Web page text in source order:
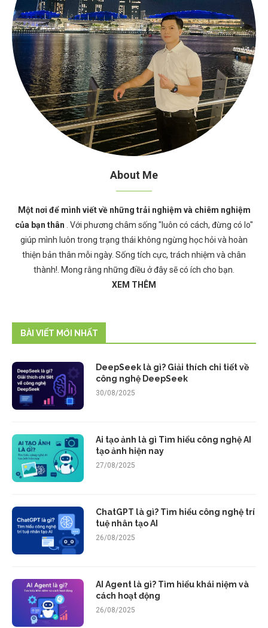
About Me
Một nơi để mình viết về những trải nghiệm và chiêm nghiệm
của bạn thân
. Với phương châm sống "luôn có cách, đừng có lo"
giúp mình luôn trong trạng thái không ngừng học hỏi và hoàn
thiện bản thân mỗi ngày. Sống tích cực, trách nhiệm và chân
thành!. Mong rằng những điều ở đây sẽ có ích cho bạn.
XEM THÊM
BÀI VIẾT MỚI NHẤT
DeepSeek là gì? Giải thích chi tiết về
công nghệ DeepSeek
30/08/2025
Ai tạo ảnh là gì Tìm hiểu công nghệ AI
tạo ảnh hiện nay
27/08/2025
ChatGPT là gì? Tìm hiểu công nghệ trí
tuệ nhân tạo AI
26/08/2025
AI Agent là gì? Tìm hiểu khái niệm và
cách hoạt động
26/08/2025